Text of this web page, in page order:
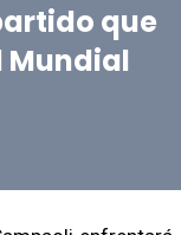
que
Mundial